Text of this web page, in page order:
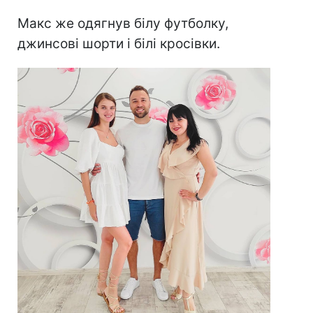
Макс же одягнув білу футболку,
джинсові шорти і білі кросівки.